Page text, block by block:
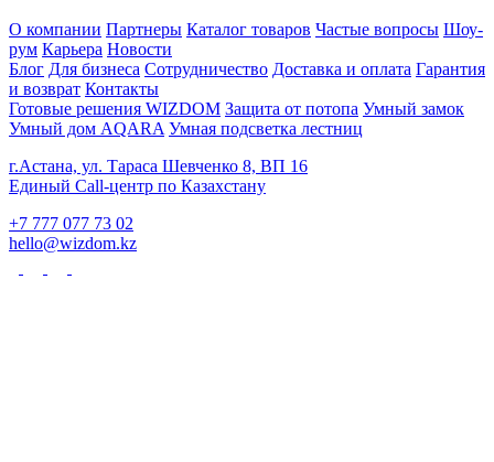
О компании Партнеры Каталог товаров Частые вопросы Шоу-
рум Карьера Новости
Блог Для бизнеса Сотрудничество Доставка и оплата Гарантия
и возврат Контакты
Готовые решения WIZDOM Защита от потопа Умный замок
Умный дом AQARA Умная подсветка лестниц
г.Астана, ул. Тараса Шевченко 8, ВП 16
Единый Call-центр по Казахстану
+7 777 077 73 02
hello@wizdom.kz